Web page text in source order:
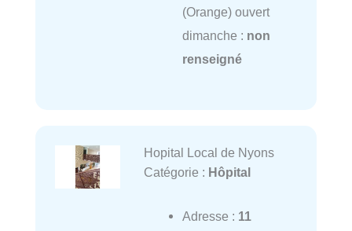
(Orange) ouvert
dimanche : non
renseigné
Hopital Local de Nyons
Catégorie : Hôpital
Adresse : 11